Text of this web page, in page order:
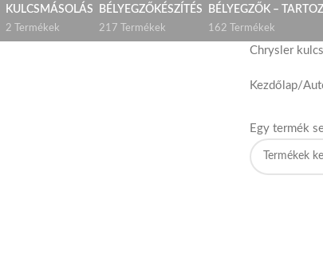
KULCSMÁSOLÁS
2 Termékek
BÉLYEGZŐKÉSZÍTÉS
217 Termékek
BÉLYEGZŐK –
162 Termékek
Chrysler
Kezdőlap/
Egy termék